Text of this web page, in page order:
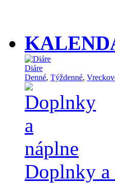
Diáre
Denné, Týždenné,
Doplnky a